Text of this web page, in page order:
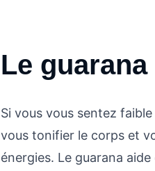
Le
Si vous vous sentez
vous tonifier le corps et
énergies. Le guarana